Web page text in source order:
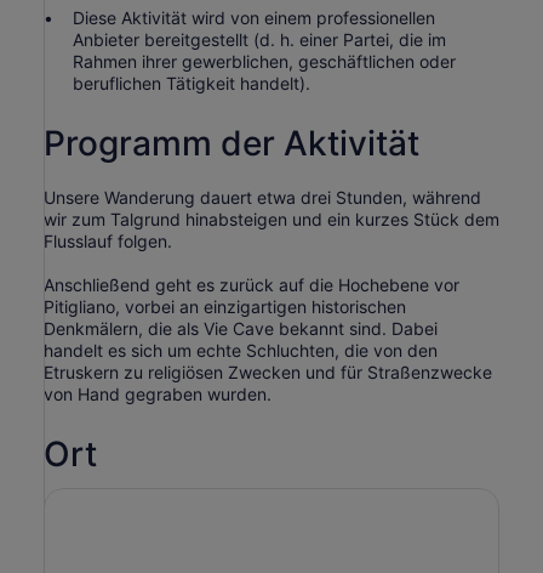
Diese Aktivität wird von einem professionellen
Anbieter bereitgestellt (d. h. einer Partei, die im
Rahmen ihrer gewerblichen, geschäftlichen oder
beruflichen Tätigkeit handelt).
Programm der Aktivität
Unsere Wanderung dauert etwa drei Stunden, während
wir zum Talgrund hinabsteigen und ein kurzes Stück dem
Flusslauf folgen.
Anschließend geht es zurück auf die Hochebene vor
Pitigliano, vorbei an einzigartigen historischen
Denkmälern, die als Vie Cave bekannt sind. Dabei
handelt es sich um echte Schluchten, die von den
Etruskern zu religiösen Zwecken und für Straßenzwecke
von Hand gegraben wurden.
Ort